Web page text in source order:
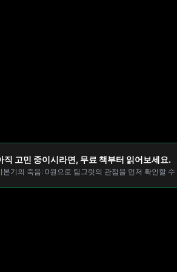
직 고민 중이시라면, 무료 책부터 읽어보세요.
본기의 죽음: 0원으로 팀그릿의 관점을 먼저 확인할